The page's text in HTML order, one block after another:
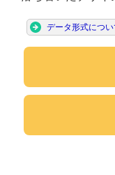
データ形式につい